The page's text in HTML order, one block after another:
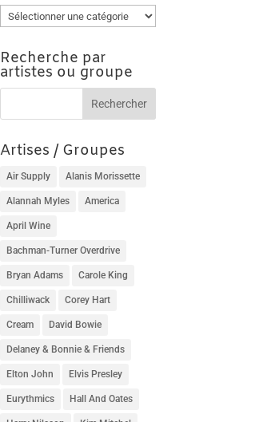
Catégorie
Recherche par
artistes ou groupe
Artises / Groupes
Air Supply Alanis Morissette
Alannah Myles America
April Wine
Bachman-Turner Overdrive
Bryan Adams Carole King
Chilliwack Corey Hart
Cream David Bowie
Delaney & Bonnie & Friends
Elton John Elvis Presley
Eurythmics Hall And Oates